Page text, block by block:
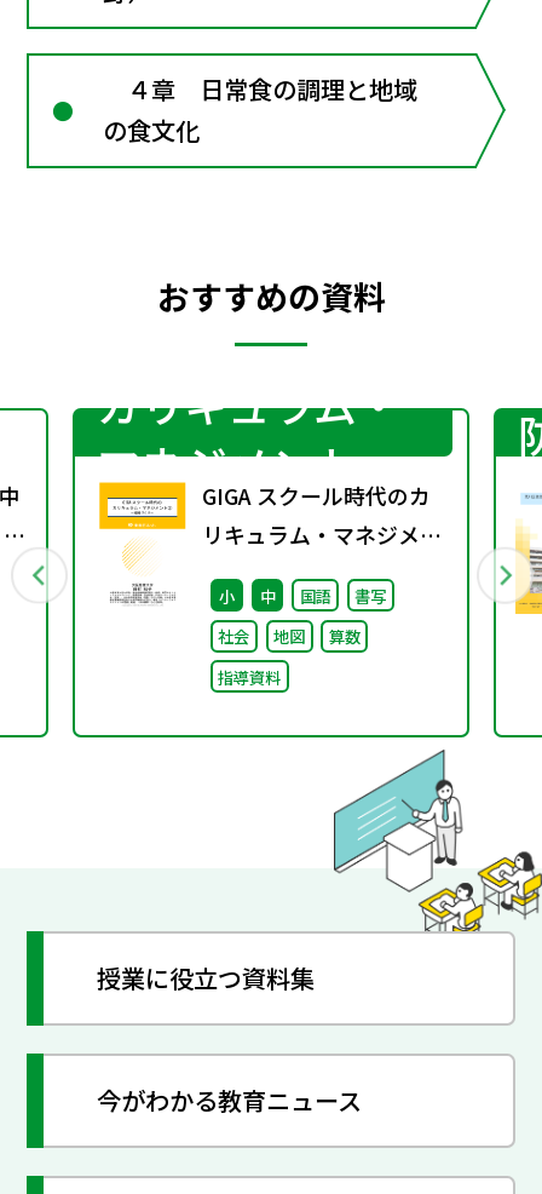
４章 日常食の調理と地域
の食文化
おすすめの資料
カリキュラム・
マネジメント
GIGA スクール時代のカ
リキュラム・マネジメン
ト②〜組織づくり～
小 中 国語
書写
社会
地図
算数
指導資料
授業に役立つ資料集
今がわかる教育ニュース